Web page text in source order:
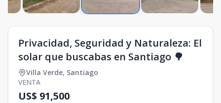
Privacidad, Seguridad y Naturaleza: El
solar que buscabas en Santiago 🌳
Villa Verde, Santiago
VENTA
US$ 91,500